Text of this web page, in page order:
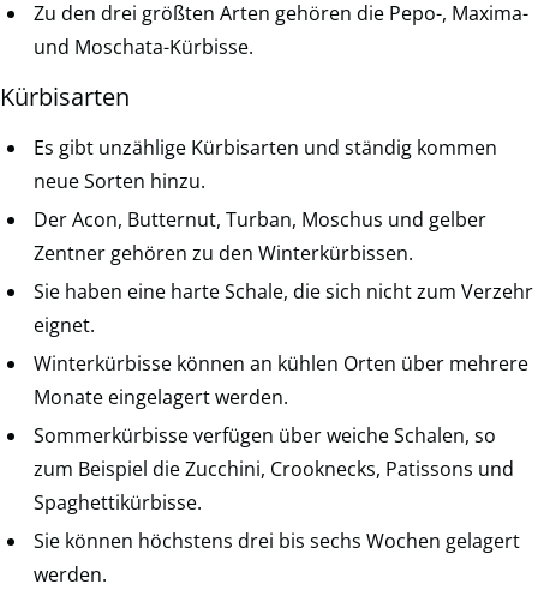
Zu den drei größten Arten gehören die Pepo-, Maxima-
und Moschata-Kürbisse.
Kürbisarten
Es gibt unzählige Kürbisarten und ständig kommen
neue Sorten hinzu.
Der Acon, Butternut, Turban, Moschus und gelber
Zentner gehören zu den Winterkürbissen.
Sie haben eine harte Schale, die sich nicht zum Verzehr
eignet.
Winterkürbisse können an kühlen Orten über mehrere
Monate eingelagert werden.
Sommerkürbisse verfügen über weiche Schalen, so
zum Beispiel die Zucchini, Crooknecks, Patissons und
Spaghettikürbisse.
Sie können höchstens drei bis sechs Wochen gelagert
werden.